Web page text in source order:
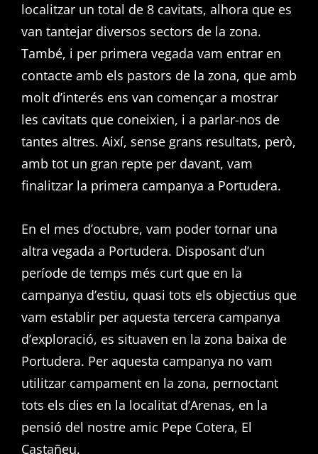
localitzar un total de 8 cavitats, alhora que es
van tantejar diversos sectors de la zona.
També, i per primera vegada vam entrar en
contacte amb els pastors de la zona, que amb
molt d’interés ens van començar a mostrar
les cavitats que coneixien, i a parlar-nos de
tantes altres. Així, sense grans resultats, però,
amb tot un gran repte per davant, vam
finalitzar la primera campanya a Portudera.
En el mes d’octubre, vam poder tornar una
altra vegada a Portudera. Disposant d’un
període de temps més curt que en la
campanya d’estiu, quasi tots els objectius que
vam establir per aquesta tercera campanya
d’exploració, es situaven en la zona baixa de
Portudera. Per aquesta campanya no vam
utilitzar campament en la zona, pernoctant
tots els dies en la localitat d’Arenas, en la
pensió del nostre amic Pepe Cotera, El
Castañeu.